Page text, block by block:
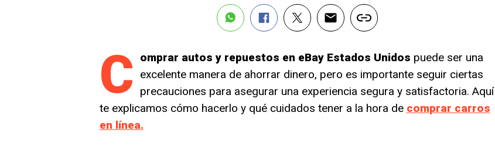
C omprar autos y repuestos en eBay Estados Unidos puede ser una
excelente manera de ahorrar dinero, pero es importante seguir ciertas
precauciones para asegurar una experiencia segura y satisfactoria. Aquí
te explicamos cómo hacerlo y qué cuidados tener a la hora de comprar carros
en línea.